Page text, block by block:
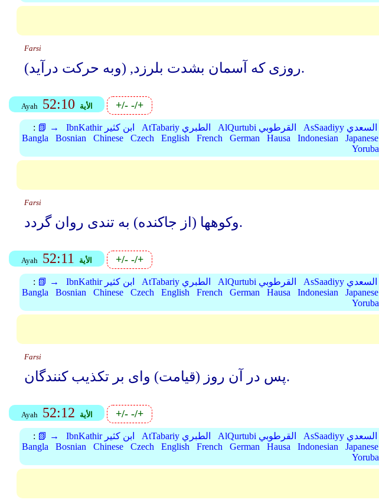
Farsi
روزی که آسمان بشدت بلرزد, (وبه حرکت درآید).
Ayah 52:10 الأية +/--/+
: 📗 → IbnKathir ابن كثير AtTabariy الطبري AlQurtubi القرطوبي AsSaadiyy السعدي
Bangla
Bosnian Chinese Czech English French German Hausa Indonesian Japanese
Yoruba
Farsi
وکوهها (از جاکنده) به تندی روان گردد.
Ayah 52:11 الأية +/--/+
: 📗 → IbnKathir ابن كثير AtTabariy الطبري AlQurtubi القرطوبي AsSaadiyy السعدي
Bangla
Bosnian Chinese Czech English French German Hausa Indonesian Japanese
Yoruba
Farsi
پس در آن روز (قیامت) وای بر تکذیب کنندگان.
Ayah 52:12 الأية +/--/+
: 📗 → IbnKathir ابن كثير AtTabariy الطبري AlQurtubi القرطوبي AsSaadiyy السعدي
Bangla
Bosnian Chinese Czech English French German Hausa Indonesian Japanese
Yoruba